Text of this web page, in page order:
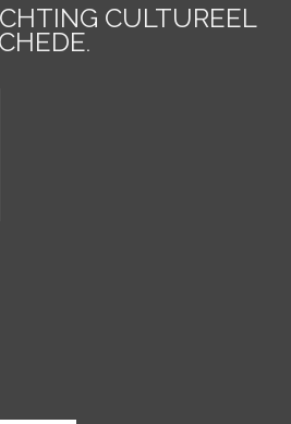
CULTUREEL
.